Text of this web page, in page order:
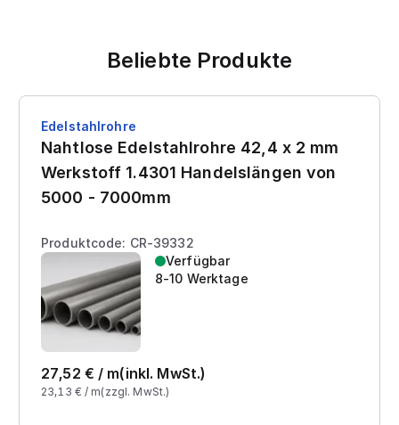
Beliebte Produkte
Edelstahlrohre
Nahtlose Edelstahlrohre 42,4 x 2 mm
Werkstoff 1.4301 Handelslängen von
5000 - 7000mm
Produktcode: CR-39332
Verfügbar
8-10 Werktage
27,52 € / m(inkl. MwSt.)
23,13 € / m(zzgl. MwSt.)